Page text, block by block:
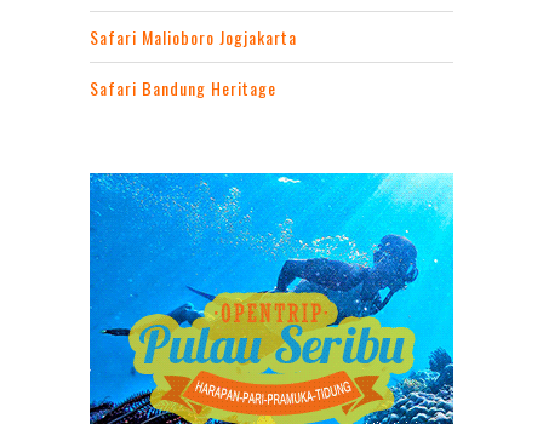
Safari Malioboro Jogjakarta
Safari Bandung Heritage